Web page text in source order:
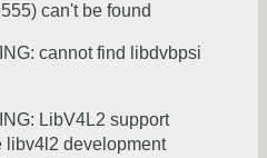
can't be found
cannot find libdvbpsi
LibV4L2 support
libv4l2 development